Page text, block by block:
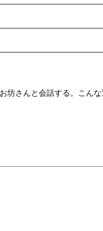
坊さんと会話する。こん